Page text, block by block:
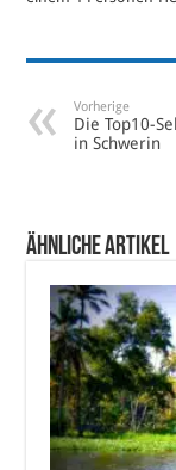
Vorherige
Die Top10-
in Schwerin
Ähnliche Artikel